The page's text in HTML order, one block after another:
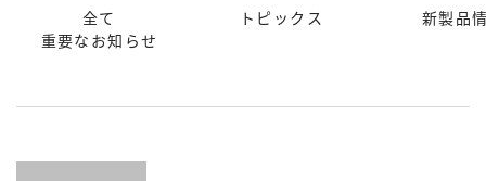
全て トピックス
新製品
重要なお知らせ